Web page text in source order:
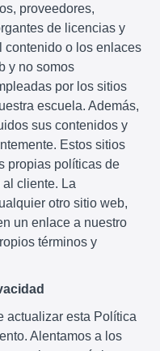
proveedores,
de licencias y
contenido o los enlaces
y no somos
por los sitios
escuela. Además,
sus contenidos y
Estos sitios
propias políticas de
cliente. La
otro sitio web,
un enlace a nuestro
términos y
actualizar esta Política
Alentamos a los